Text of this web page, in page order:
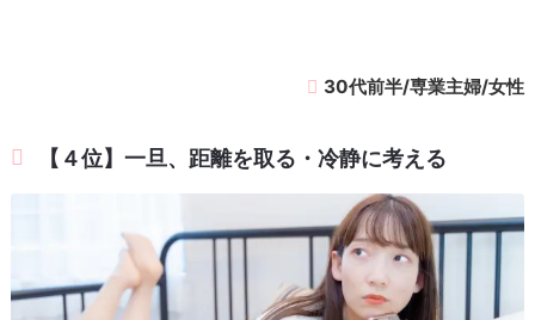
30代前半/専業主婦/女性
【４位】一旦、距離を取る・冷静に考える